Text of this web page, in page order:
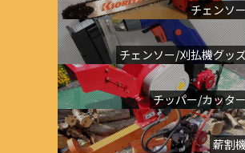
チェンソー
チェンソー/刈払機グッ
チッパー/カッタ
薪割